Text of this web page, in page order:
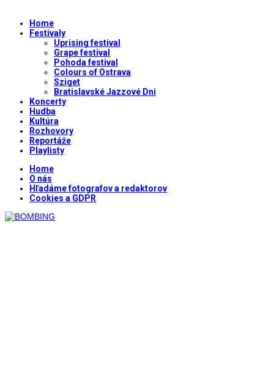
Home
Festivaly
Uprising festival
Grape festival
Pohoda festival
Colours of Ostrava
Sziget
Bratislavské Jazzové Dni
Koncerty
Hudba
Kultúra
Rozhovory
Reportáže
Playlisty
Home
O nás
Hľadáme fotografov a redaktorov
Cookies a GDPR